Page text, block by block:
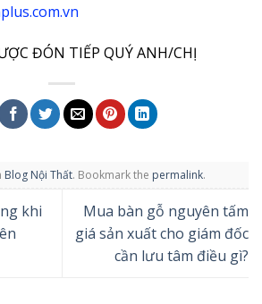
ĐÓN TIẾP QUÝ ANH/CHỊ
Blog Nội Thất. Bookmark the permalink.
khi
Mua bàn gỗ nguyên tấm
giá sản xuất cho giám đốc
cần lưu tâm điều gì?